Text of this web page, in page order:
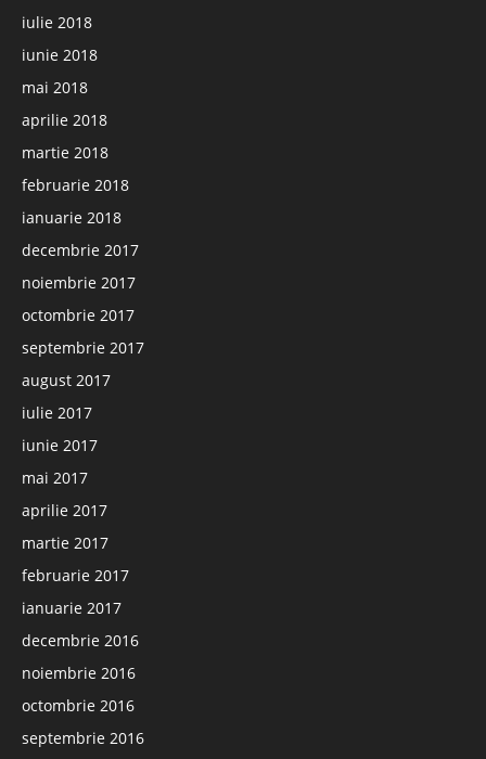
iulie 2018
iunie 2018
mai 2018
aprilie 2018
martie 2018
februarie 2018
ianuarie 2018
decembrie 2017
noiembrie 2017
octombrie 2017
septembrie 2017
august 2017
iulie 2017
iunie 2017
mai 2017
aprilie 2017
martie 2017
februarie 2017
ianuarie 2017
decembrie 2016
noiembrie 2016
octombrie 2016
septembrie 2016